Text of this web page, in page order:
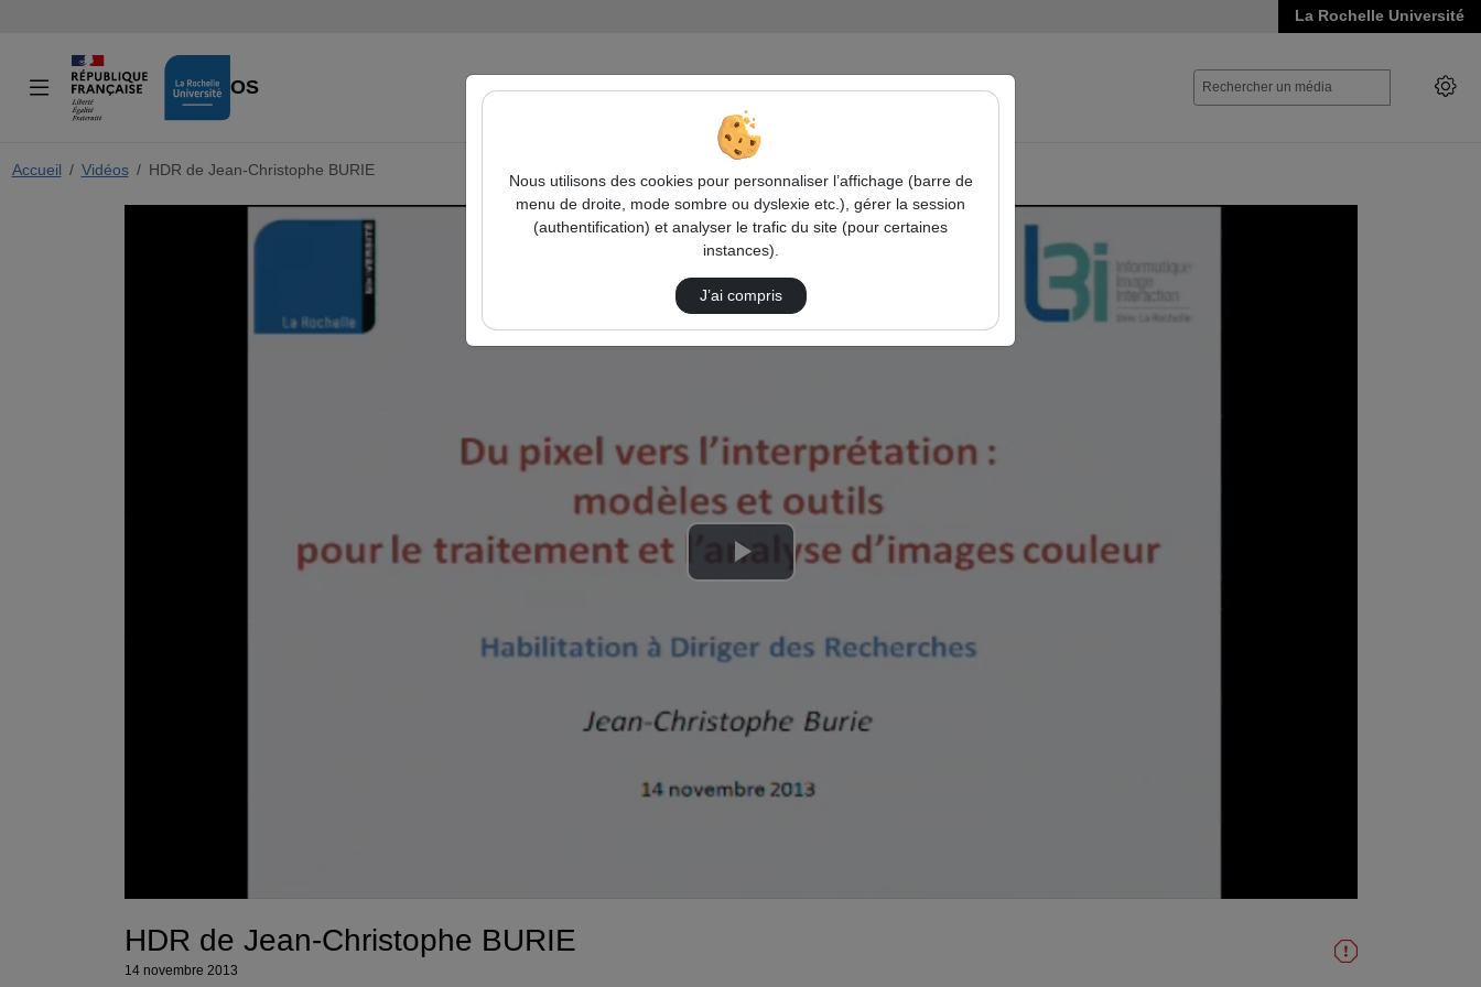
La Rochelle Université
VIDÉOS
Accueil Vidéos HDR de Jean-Christophe BURIE
Lire
la
HDR de Jean-Christophe BURIE
14 novembre 2013
Nous utilisons des cookies pour personnaliser l’affichage (barre de
menu de droite, mode sombre ou dyslexie etc.), gérer la session
(authentification) et analyser le trafic du site (pour certaines
instances).
J’ai compris